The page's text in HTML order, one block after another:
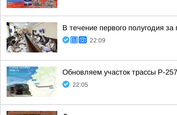
В течение первого полугодия
22:09
Обновляем участок трассы Р-
22:05